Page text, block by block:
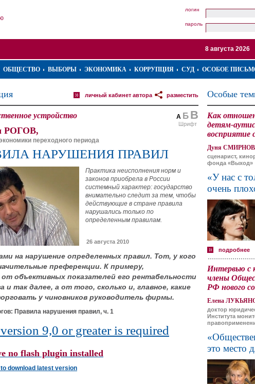
логин
пароль
8 августа 2026
ОБЩЕСТВО ВЫБОРЫ ЭКОНОМИКА КОРРУПЦИЯ СУД ОСОБОЕ
разместить
личный кабинет автора
А Б В
Шрифт
устройство
РОГОВ,
переходного периода
НАРУШЕНИЯ ПРАВИЛ
Практика неисполнения норм и
законов приобрела в России
системный характер: государство
внимательно следит за тем, чтобы
действующие в стране правила
нарушались только по
определенным правилам.
26 августа 2010
на нарушение определенных правил. Тот, у кого
преференции. К примеру,
объективных показателей его рентабельности
так далее, а от того, сколько и, главное, какие
у чиновников руководитель фирмы.
Правила нарушения правил, ч. 1
9,0 or greater is required
no flash plugin installed
download latest version
Особые
Как
детям-
восприятие
Дуня
сценарист,
фонда «Выход»
«У нас с
очень
подробнее
Интервью с
члены
РФ нового
Елена
доктор
Института
это место